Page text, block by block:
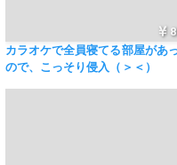
カラオケで全員寝てる部屋があ
ので、こっそり侵入（＞＜）